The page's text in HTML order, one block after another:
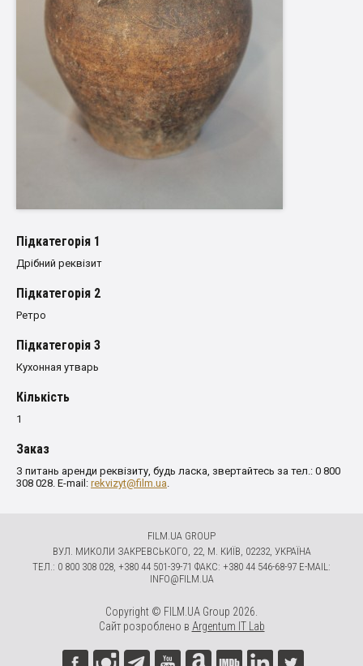
Пiдкатегорiя 1
Дрібний реквізит
Пiдкатегорiя 2
Ретро
Пiдкатегорiя 3
Кухонная утварь
Кількість
1
Заказ
З питань аренди реквізиту, будь ласка, звертайтесь за тел.: 0 800
308 028. E-mail: rekvizyt@film.ua.
FILM.UA GROUP
ВУЛ. МИКОЛИ ЗАКРЕВСЬКОГО, 22, М. КИЇВ, 02232, УКРАЇНА
ТЕЛ.: 0 800 308 028, +380 44 501-39-71 ФАКС: +380 44 546-68-97 E-MAIL:
INFO@FILM.UA
Copyright © FILM.UA Group 2026.
Сайт розроблено в Argentum IT Lab